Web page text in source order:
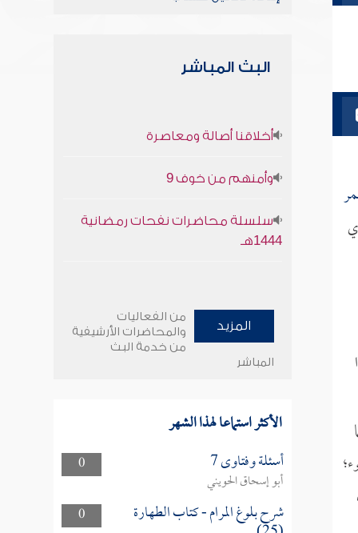
البث المباشر
أخلاقنا أصالة ومعاصرة
وأمنهم من خوف 9
سلسلة محاضرات نفحات رمضانية
1444هـ
المزيد
من الفعاليات
والمحاضرات الأرشيفية
من خدمة البث
المباشر
الأكثر استماعا لهذا الشهر
0 أسئلة وفتاوى 7
أبو إسحاق الحويني
0
شرح بلوغ المرام - كتاب الطهارة